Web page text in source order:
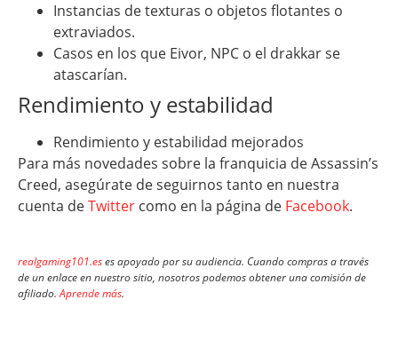
Instancias de texturas o objetos flotantes o
extraviados.
Casos en los que Eivor, NPC o el drakkar se
atascarían.
Rendimiento y estabilidad
Rendimiento y estabilidad mejorados
Para más novedades sobre la franquicia de Assassin’s
Creed, asegúrate de seguirnos tanto en nuestra
cuenta deTwitter como en la página de Facebook.
realgaming101.eses apoyado por su audiencia. Cuando compras a través
de un enlace en nuestro sitio, nosotros podemos obtener una comisión de
afiliado.Aprende más.